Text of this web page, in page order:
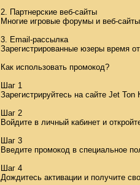
2. Партнерские веб-сайты
Многие игровые форумы и веб-
3. Email-рассылка
Зарегистрированные юзеры время
Как использовать промокод?
Шаг 1
Зарегистрируйтесь на сайте Jet Ton
Шаг 2
Войдите в личный кабинет и
Шаг 3
Введите промокод в специальное
Шаг 4
Дождитесь активации и получите